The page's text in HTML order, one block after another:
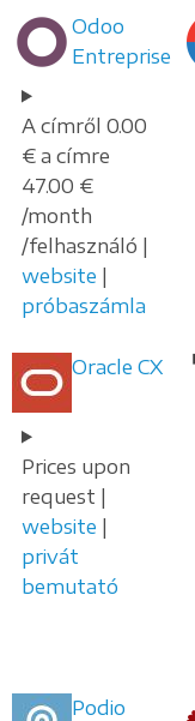
Odoo
Entreprise
A címről 0.00
€ a címre
47.00 €
/month
/felhasználó |
website |
próbaszámla
Oracle CX
Prices upon
request |
website |
privát
bemutató
Podio